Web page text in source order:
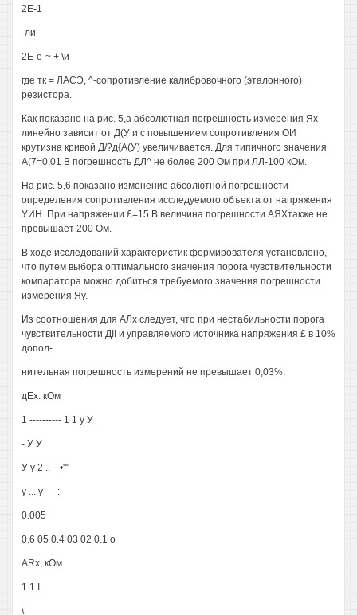
2Е-1
-ли
2Е-е-~ + \и
где тк = ЛАСЭ, ^-сопротивление калибровочного (эталонного)
резистора.
Как показано на рис. 5,а абсолютная погрешность измерения Ях
линейно зависит от Д(У и с повышением сопротивления ОИ
крутизна кривой Д/?д{А(У) увеличивается. Для типичного значения
А(7=0,01 В погрешность ДЛ^ не более 200 Ом при ЛЛ-100 кОм.
На рис. 5,6 показано изменение абсолютной погрешности
определения сопротивления исследуемого объекта от напряжения
УИН. При напряжении £=15 В величина погрешности АЯХтакже не
превышает 200 Ом.
В ходе исследований характеристик формирователя установлено,
что путем выбора оптимального значения порога чувствительности
компаратора можно добиться требуемого значения погрешности
измерения Яу.
Из соотношения для АЛх следует, что при нестабильности порога
чувствительности ДII и управляемого источника напряжения £ в 10%
допол-
нительная погрешность измерений не превышает 0,03%.
дЕх. кОм
1 ---------- 1 1 у У _
- У У
У у 2 ..---•""
у ... у — :
0.005
0.6 05 0.4 03 02 0.1 о
ARx, кОм
1 1 I
\